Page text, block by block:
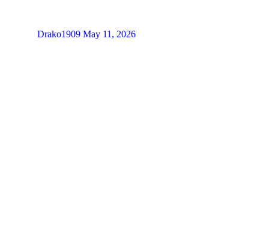
Drako1909 May 11, 2026